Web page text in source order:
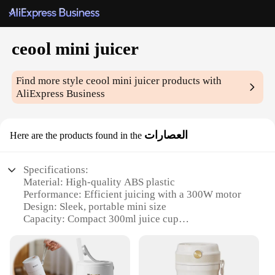
ceool mini juicer
Find more styleceool mini juicer products with
AliExpress Business
Here are the products found in the العصارات
Specifications:
Material: High-quality ABS plastic
Performance: Efficient juicing with a 300W motor
Design: Sleek, portable mini size
Capacity: Compact 300ml juice cup
Accessories: Comes with a cleaning brush for easy
maintenance